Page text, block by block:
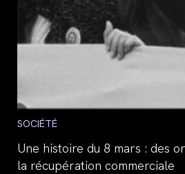
Post
SOCIÉTÉ
Une histoire du 8 mars : des
la récupération commerciale